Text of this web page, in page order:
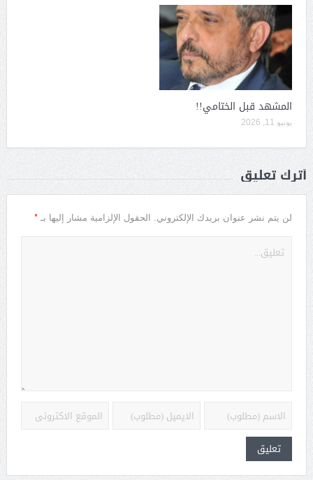
المشهد قبل الختامي!!
يونيو 11, 2026
أترك تعليق
لن يتم نشر عنوان بريدك الإلكتروني. الحقول الإلزامية مشار إليها بـ *